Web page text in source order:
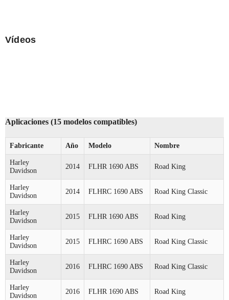
Vídeos
Aplicaciones (15 modelos compatibles)
Fabricante Año Modelo Nombre
Harley
Davidson
2014 FLHR 1690 ABS Road King
Harley
Davidson
2014 FLHRC 1690 ABS Road King Classic
Harley
Davidson
2015 FLHR 1690 ABS Road King
Harley
Davidson
2015 FLHRC 1690 ABS Road King Classic
Harley
Davidson
2016 FLHRC 1690 ABS Road King Classic
Harley
Davidson
2016 FLHR 1690 ABS Road King